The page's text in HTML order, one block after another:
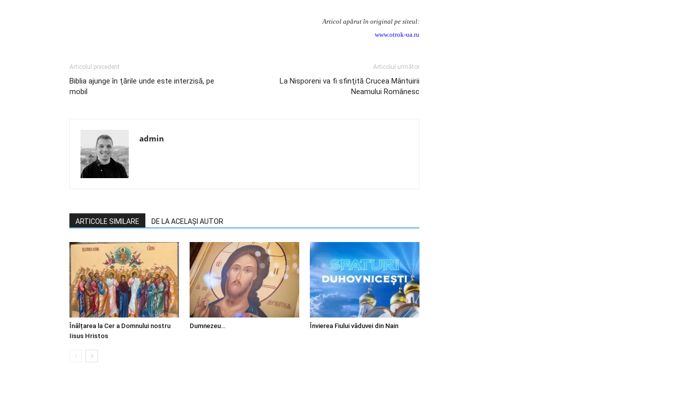
Articol apărut în original pe siteul:
www.otrok-ua.ru
Articolul precedent
Biblia ajunge în ţările unde este interzisă, pe
mobil
Articolul următor
La Nisporeni va fi sfinţită Crucea Mântuirii
Neamului Românesc
admin
ARTICOLE SIMILARE DE LA ACELAȘI AUTOR
Înălțarea la Cer a Domnului nostru
Iisus Hristos
Dumnezeu… Învierea Fiului văduvei din Nain